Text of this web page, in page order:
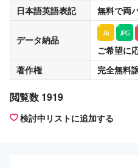
日本語英語表記
無料で両
データ納品
ご希望に
著作権
完全無料
閲覧数 1919
検討中リストに追加する